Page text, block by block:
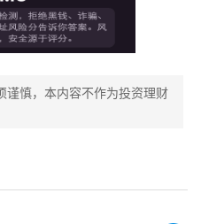
谨慎，本内容不作为投资理财